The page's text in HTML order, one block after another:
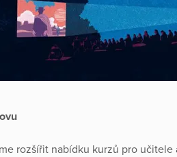
rozšířit nabídku kurzů pro